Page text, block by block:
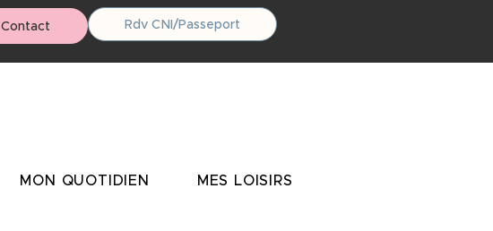
Contact Rdv CNI/Passeport
MON QUOTIDIEN MES LOISIRS